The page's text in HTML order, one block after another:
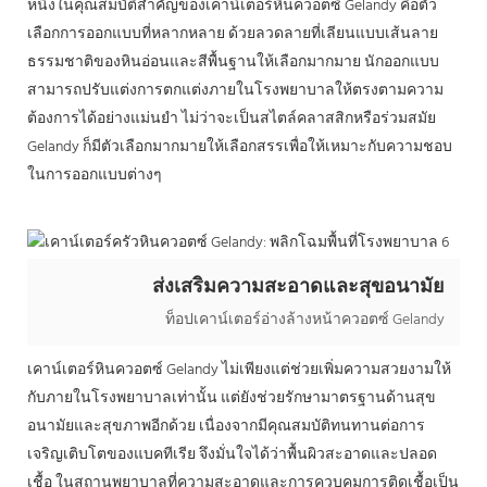
หนึ่งในคุณสมบัติสำคัญของเคาน์เตอร์หินควอตซ์ Gelandy คือตัว
เลือกการออกแบบที่หลากหลาย ด้วยลวดลายที่เลียนแบบเส้นลาย
ธรรมชาติของหินอ่อนและสีพื้นฐานให้เลือกมากมาย นักออกแบบ
สามารถปรับแต่งการตกแต่งภายในโรงพยาบาลให้ตรงตามความ
ต้องการได้อย่างแม่นยำ ไม่ว่าจะเป็นสไตล์คลาสสิกหรือร่วมสมัย
Gelandy ก็มีตัวเลือกมากมายให้เลือกสรรเพื่อให้เหมาะกับความชอบ
ในการออกแบบต่างๆ
ส่งเสริมความสะอาดและสุขอนามัย
ท็อปเคาน์เตอร์อ่างล้างหน้าควอตซ์ Gelandy
เคาน์เตอร์หินควอตซ์ Gelandy ไม่เพียงแต่ช่วยเพิ่มความสวยงามให้
กับภายในโรงพยาบาลเท่านั้น แต่ยังช่วยรักษามาตรฐานด้านสุข
อนามัยและสุขภาพอีกด้วย เนื่องจากมีคุณสมบัติทนทานต่อการ
เจริญเติบโตของแบคทีเรีย จึงมั่นใจได้ว่าพื้นผิวสะอาดและปลอด